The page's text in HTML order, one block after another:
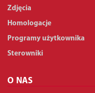
Zdjęcia
Homologacje
Programy użytkownika
Sterowniki
O NAS